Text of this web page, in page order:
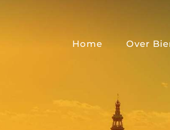
Home Over